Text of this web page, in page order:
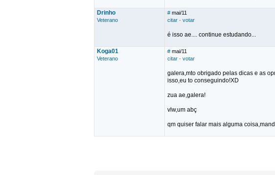
Drinho
Veterano
# mai/11
citar · votar
é isso ae.... continue estudando...
Koga01
Veterano
# mai/11
citar · votar
galera,mto obrigado pelas dicas e as
isso,eu to conseguindo!XD
zua ae,galera!
vlw,um abç
qm quiser falar mais alguma